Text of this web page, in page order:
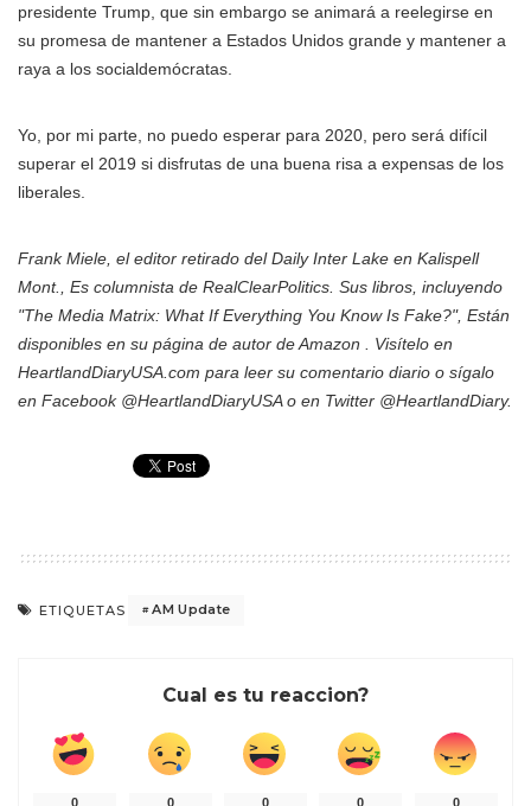
presidente Trump, que sin embargo se animará a reelegirse en
su promesa de mantener a Estados Unidos grande y mantener a
raya a los socialdemócratas.
Yo, por mi parte, no puedo esperar para 2020, pero será difícil
superar el 2019 si disfrutas de una buena risa a expensas de los
liberales.
Frank Miele, el editor retirado del Daily Inter Lake en Kalispell
Mont., Es columnista de RealClearPolitics. Sus libros, incluyendo
"The Media Matrix: What If Everything You Know Is Fake?", Están
disponibles en su página de autor de Amazon . Visítelo en
HeartlandDiaryUSA.com para leer su comentario diario o sígalo
en Facebook @HeartlandDiaryUSA o en Twitter @HeartlandDiary.
ETIQUETAS AM Update
Cual es tu reaccion?
0 0 0 0 0